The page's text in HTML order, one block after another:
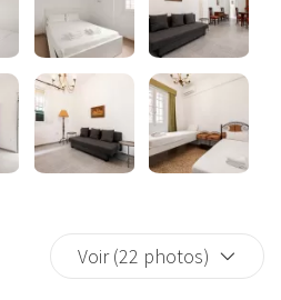
Voir (22 photos)